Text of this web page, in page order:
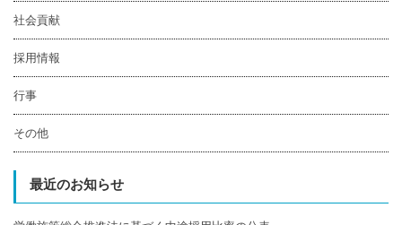
社会貢献
採用情報
行事
その他
最近のお知らせ